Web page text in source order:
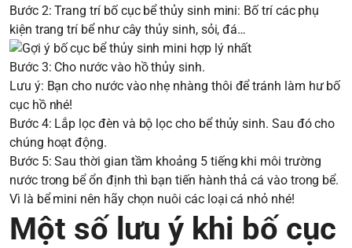
Bước 2: Trang trí bố cục bể thủy sinh mini: Bố trí các phụ
kiện trang trí bể như cây thủy sinh, sỏi, đá…
Bước 3: Cho nước vào hồ thủy sinh.
Lưu ý: Bạn cho nước vào nhẹ nhàng thôi để tránh làm hư bố
cục hồ nhé!
Bước 4: Lắp lọc đèn và bộ lọc cho bể thủy sinh. Sau đó cho
chúng hoạt động.
Bước 5: Sau thời gian tầm khoảng 5 tiếng khi môi trường
nước trong bể ổn định thì bạn tiến hành thả cá vào trong bể.
Vì là bể mini nên hãy chọn nuôi các loại cá nhỏ nhé!
Một số lưu ý khi bố cục